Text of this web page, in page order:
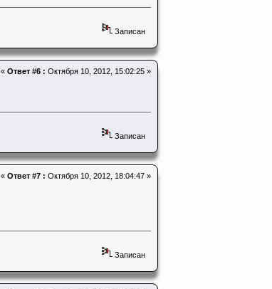
Записан
« Ответ #6 : Октября 10, 2012, 15:02:25 »
Записан
« Ответ #7 : Октября 10, 2012, 18:04:47 »
Записан